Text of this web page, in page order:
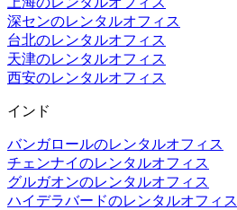
深センのレンタルオフィス
台北のレンタルオフィス
天津のレンタルオフィス
西安のレンタルオフィス
インド
バンガロールのレンタルオフィス
チェンナイのレンタルオフィス
グルガオンのレンタルオフィス
ハイデラバードのレンタルオフィス